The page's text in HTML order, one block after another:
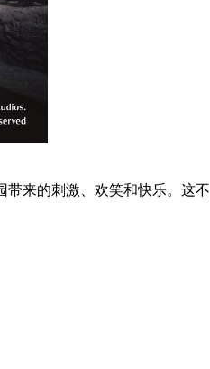
来的刺激、欢笑和快乐。这不